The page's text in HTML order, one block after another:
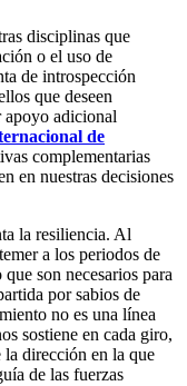
disciplinas que
o el uso de
de introspección
que deseen
apoyo adicional
de
complementarias
en nuestras decisiones
la resiliencia. Al
a los periodos de
son necesarios para
por sabios de
no es una línea
sostiene en cada giro,
la dirección en la que
de las fuerzas